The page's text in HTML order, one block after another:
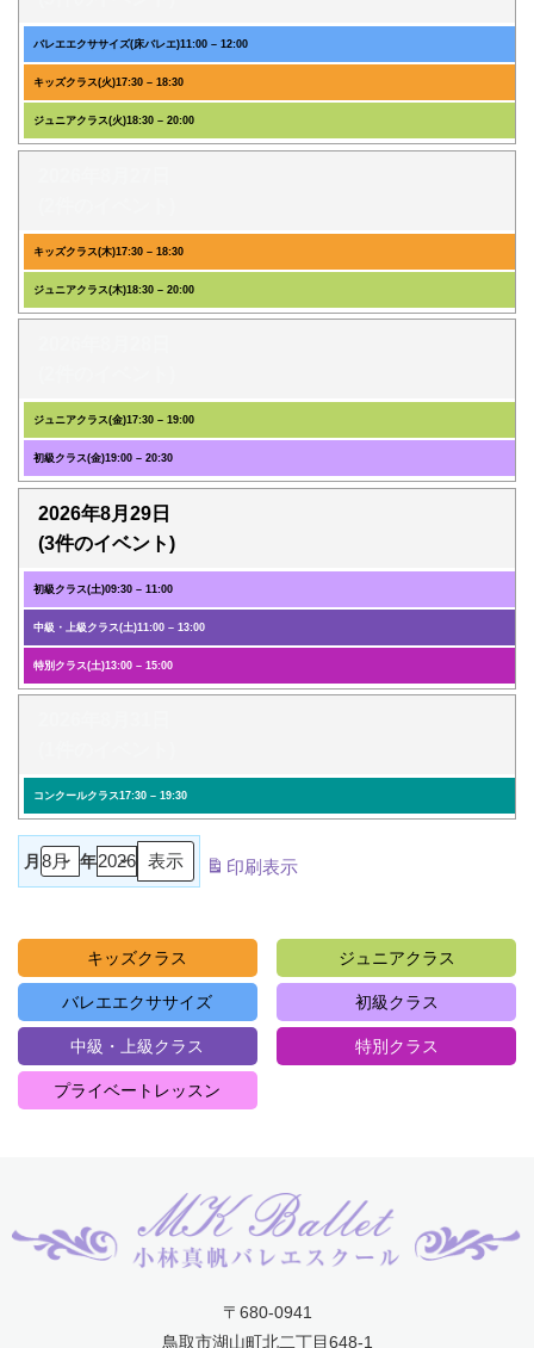
バレエエクササイズ(床バレエ)11:00 – 12:00
キッズクラス(火)17:30 – 18:30
ジュニアクラス(火)18:30 – 20:00
キッズクラス(木)17:30 – 18:30
ジュニアクラス(木)18:30 – 20:00
ジュニアクラス(金)17:30 – 19:00
初級クラス(金)19:00 – 20:30
2026年8月29日
(3件のイベント)
初級クラス(土)09:30 – 11:00
中級・上級クラス(土)11:00 – 13:00
特別クラス(土)13:00 – 15:00
コンクールクラス17:30 – 19:30
月 年 印刷表示
キッズクラス ジュニアクラス
バレエエクササイズ 初級クラス
中級・上級クラス 特別クラス
プライベートレッスン
〒680-0941
鳥取市湖山町北二丁目648-1